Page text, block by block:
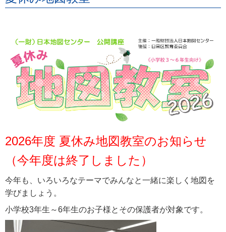
2026年度 夏休み地図教室のお知らせ
（今年度は終了しました）
今年も、いろいろなテーマでみんなと一緒に楽しく地図を
学びましょう。
小学校3年生～6年生のお子様とその保護者が対象です。